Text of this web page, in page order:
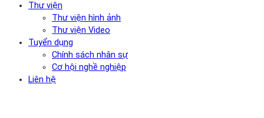
Thư viện
Thư viện hình ảnh
Thư viện Video
Tuyển dụng
Chính sách nhân sự
Cơ hội nghề nghiệp
Liên hệ